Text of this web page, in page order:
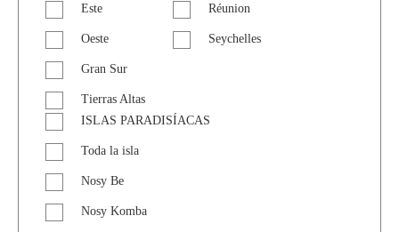
Este
Oeste
Gran Sur
Tierras Altas
Réunion
Seychelles
ISLAS PARADISÍACAS
Toda la isla
Nosy Be
Nosy Komba